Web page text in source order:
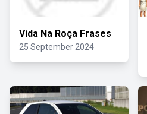
Vida Na Roça Frases
25 September 2024